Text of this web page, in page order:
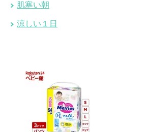
肌寒い朝
涼しい１日